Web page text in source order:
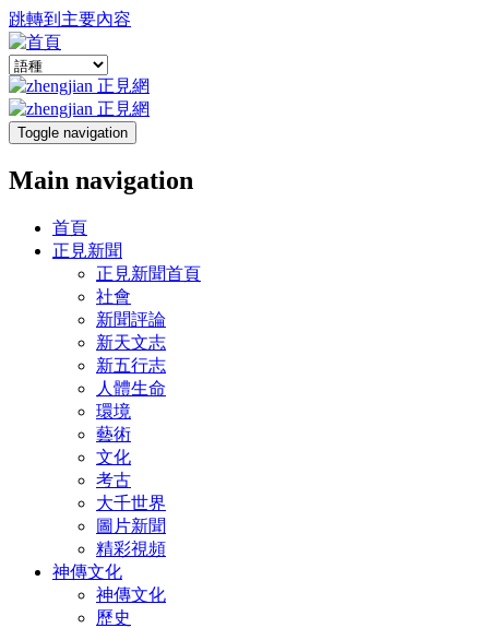
跳轉到主要內容
Toggle navigation
Main navigation
首頁
正見新聞
正見新聞首頁
社會
新聞評論
新天文志
新五行志
人體生命
環境
藝術
文化
考古
大千世界
圖片新聞
精彩視頻
神傳文化
神傳文化
歷史